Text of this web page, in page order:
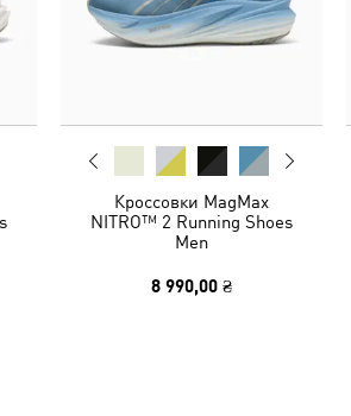
Кроссовки MagMax
NITRO™ 2 Running Shoes
Men
8 990,00 ₴